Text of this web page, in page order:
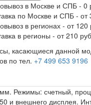
в Москве и СПБ - 0
по Москве и СПБ - от
в регионах - от 120
в регионы - от 210
касающиеся данной
по тел. +7 499 653 9196
Режимы: счетный,
и внешнего дисплея.